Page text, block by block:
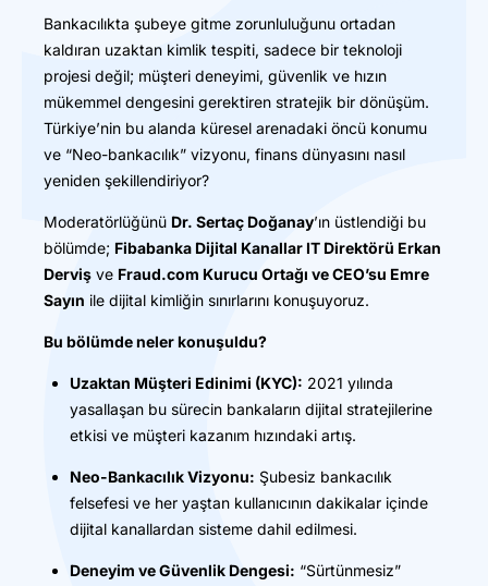
Bankacılıkta şubeye gitme zorunluluğunu ortadan
kaldıran uzaktan kimlik tespiti, sadece bir teknoloji
projesi değil; müşteri deneyimi, güvenlik ve hızın
mükemmel dengesini gerektiren stratejik bir dönüşüm.
Türkiye’nin bu alanda küresel arenadaki öncü konumu
ve “Neo-bankacılık” vizyonu, finans dünyasını nasıl
yeniden şekillendiriyor?
Moderatörlüğünü Dr. Sertaç Doğanay’ın üstlendiği bu
bölümde; Fibabanka Dijital Kanallar IT Direktörü Erkan
Derviş ve Fraud.com Kurucu Ortağı ve CEO’su Emre
Sayın ile dijital kimliğin sınırlarını konuşuyoruz.
Bu bölümde neler konuşuldu?
Uzaktan Müşteri Edinimi (KYC): 2021 yılında
yasallaşan bu sürecin bankaların dijital stratejilerine
etkisi ve müşteri kazanım hızındaki artış.
Neo-Bankacılık Vizyonu: Şubesiz bankacılık
felsefesi ve her yaştan kullanıcının dakikalar içinde
dijital kanallardan sisteme dahil edilmesi.
Deneyim ve Güvenlik Dengesi: “Sürtünmesiz”